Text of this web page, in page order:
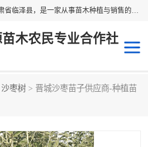
甘肃广恒源苗木农民合作社位于甘肃省临泽县，是一家从事苗木种植与销售的农民合作组织，合作社拥有苗木基地1500多亩，种植苗木品种40多个，年产各类苗木2000多万株。主营：白刺苗、红柳苗、梭梭苗等，我们以“种植一流的苗子，诚信经营”的经营理念，竭诚为每一位客户做优质的服务，欢迎来电咨询！
木农民专业合作社
沙枣树 > 晋城沙枣苗子供应商-种植苗
柠条